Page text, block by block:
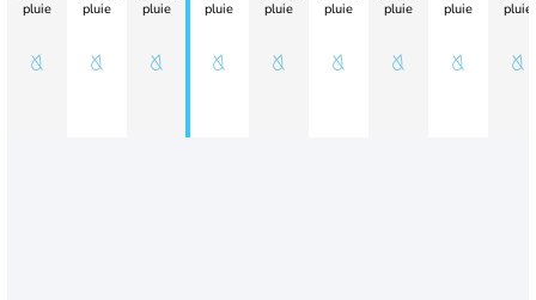
pluie
pluie
pluie
pluie
pluie
pluie
pluie
pluie
pluie